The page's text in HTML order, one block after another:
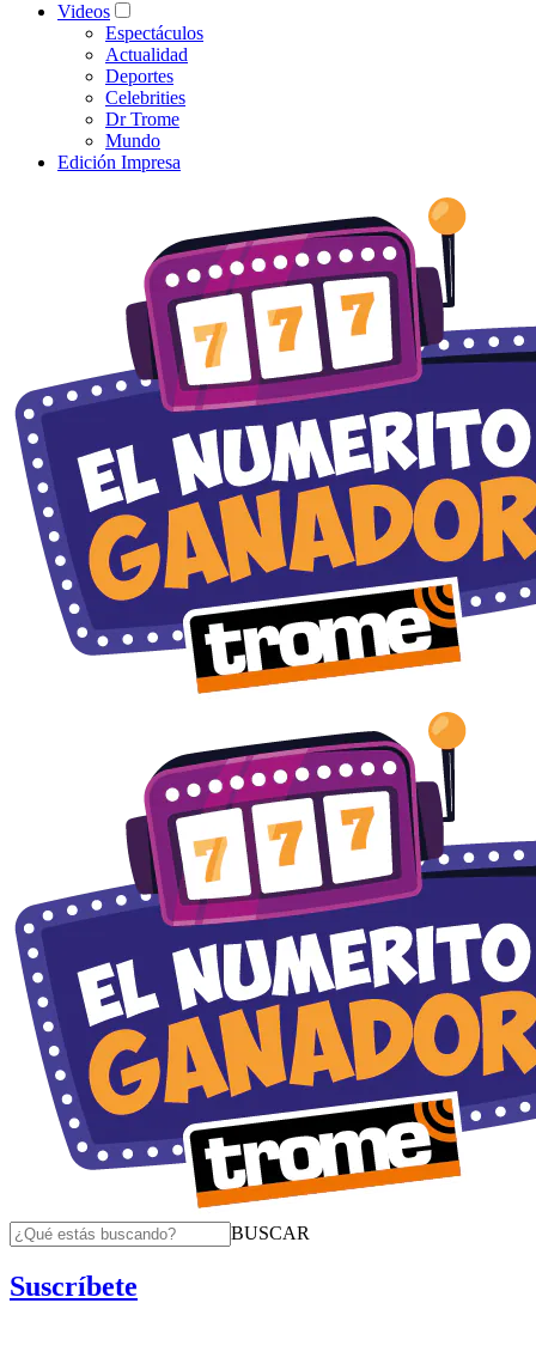
Videos
Espectáculos
Actualidad
Deportes
Celebrities
Dr Trome
Mundo
Edición Impresa
BUSCAR
Suscríbete